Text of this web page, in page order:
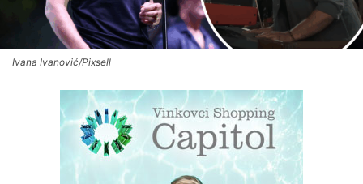
Ivana Ivanović/Pixsell